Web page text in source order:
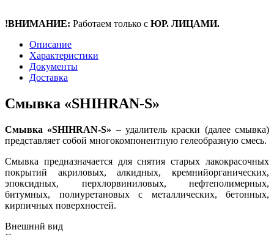
!ВНИМАНИЕ: Работаем только с ЮР. ЛИЦАМИ.
Описание
Характеристики
Документы
Доставка
Смывка «SHIHRAN-S»
Смывка «SHIHRAN-S» – удалитель краски (далее смывка)
представляет собой многокомпонентную гелеобразную смесь.
Смывка предназначается для снятия старых лакокрасочных
покрытий акриловых, алкидных, кремнийорганических,
эпоксидных, перхлорвиниловых, нефтеполимерных,
битумных, полиуретановых с металлических, бетонных,
кирпичных поверхностей.
Внешний вид